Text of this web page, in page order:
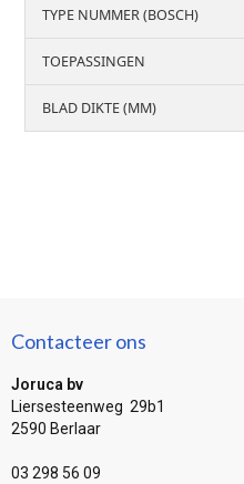
TYPE NUMMER (BOSCH)
TOEPASSINGEN
BLAD DIKTE (MM)
Contacteer ons
Joruca bv
Liersesteenweg 29b1
2590 Berlaar
03 298 56 09